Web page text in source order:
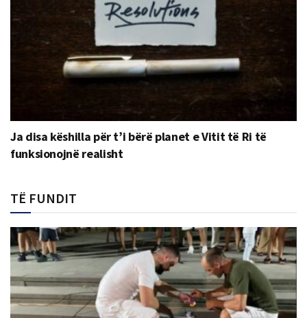
Ja disa këshilla për t’i bërë planet e Vitit të Ri të
funksionojnë realisht
TË FUNDIT